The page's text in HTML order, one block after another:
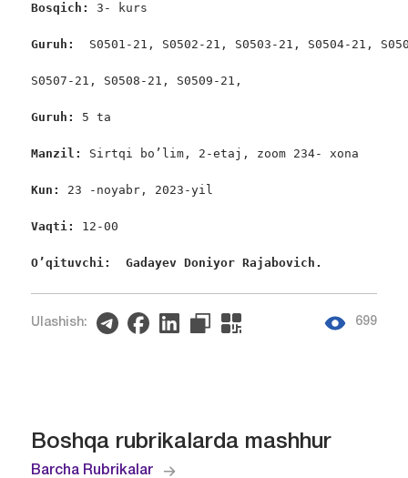
Bosqich: 3- kurs
Guruh: S0501-21, S0502-21, S0503-21, S0504-21,
S0507-21, S0508-21, S0509-21,
Guruh: 5 ta
Manzil: Sirtqi bo’lim, 2-etaj, zoom 234- xona
Kun: 23 -noyabr, 2023-yil
Vaqti: 12-00
O’qituvchi:  Gadayev Doniyor Rajabovich.
Ulashish: 699
Boshqa rubrikalarda mashhur
Barcha Rubrikalar